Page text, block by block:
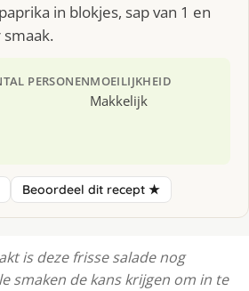
in blokjes, sap van 1 en
PERSONENMOEILIJKHEID
Makkelijk
Beoordeel dit recept ★
is deze frisse salade nog
smaken de kans krijgen om in te